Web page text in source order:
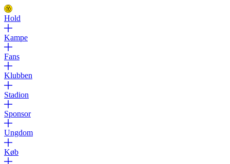
Hold
Kampe
Fans
Klubben
Stadion
Sponsor
Ungdom
Køb